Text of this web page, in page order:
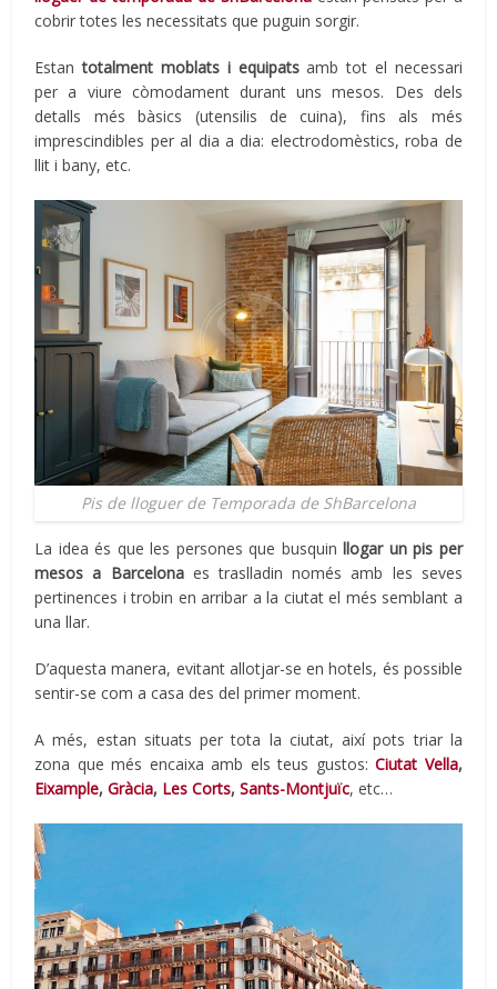
cobrir totes les necessitats que puguin sorgir.
Estantotalment moblats i equipatsamb tot el necessari
per a viure còmodament durant uns mesos. Des dels
detalls més bàsics (utensilis de cuina), fins als més
imprescindibles per al dia a dia: electrodomèstics, roba de
llit i bany, etc.
Pis de lloguer de Temporada de ShBarcelona
La idea és que les persones que busquin llogar un pis per
mesos a Barcelonaes traslladin només amb les seves
pertinences i trobin en arribar a la ciutat el més semblant a
una llar.
D’aquesta manera, evitant allotjar-se en hotels, és possible
sentir-se com a casa des del primer moment.
A més, estan situats per tota la ciutat, així pots triar la
zona que més encaixa amb els teus gustos:Ciutat Vella,
Eixample,Gràcia, Les Corts,Sants-Montjuïc, etc…